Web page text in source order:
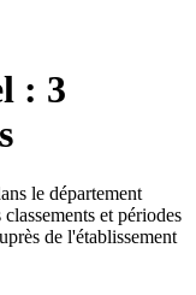
: 3
le département
et périodes
de l'établissement